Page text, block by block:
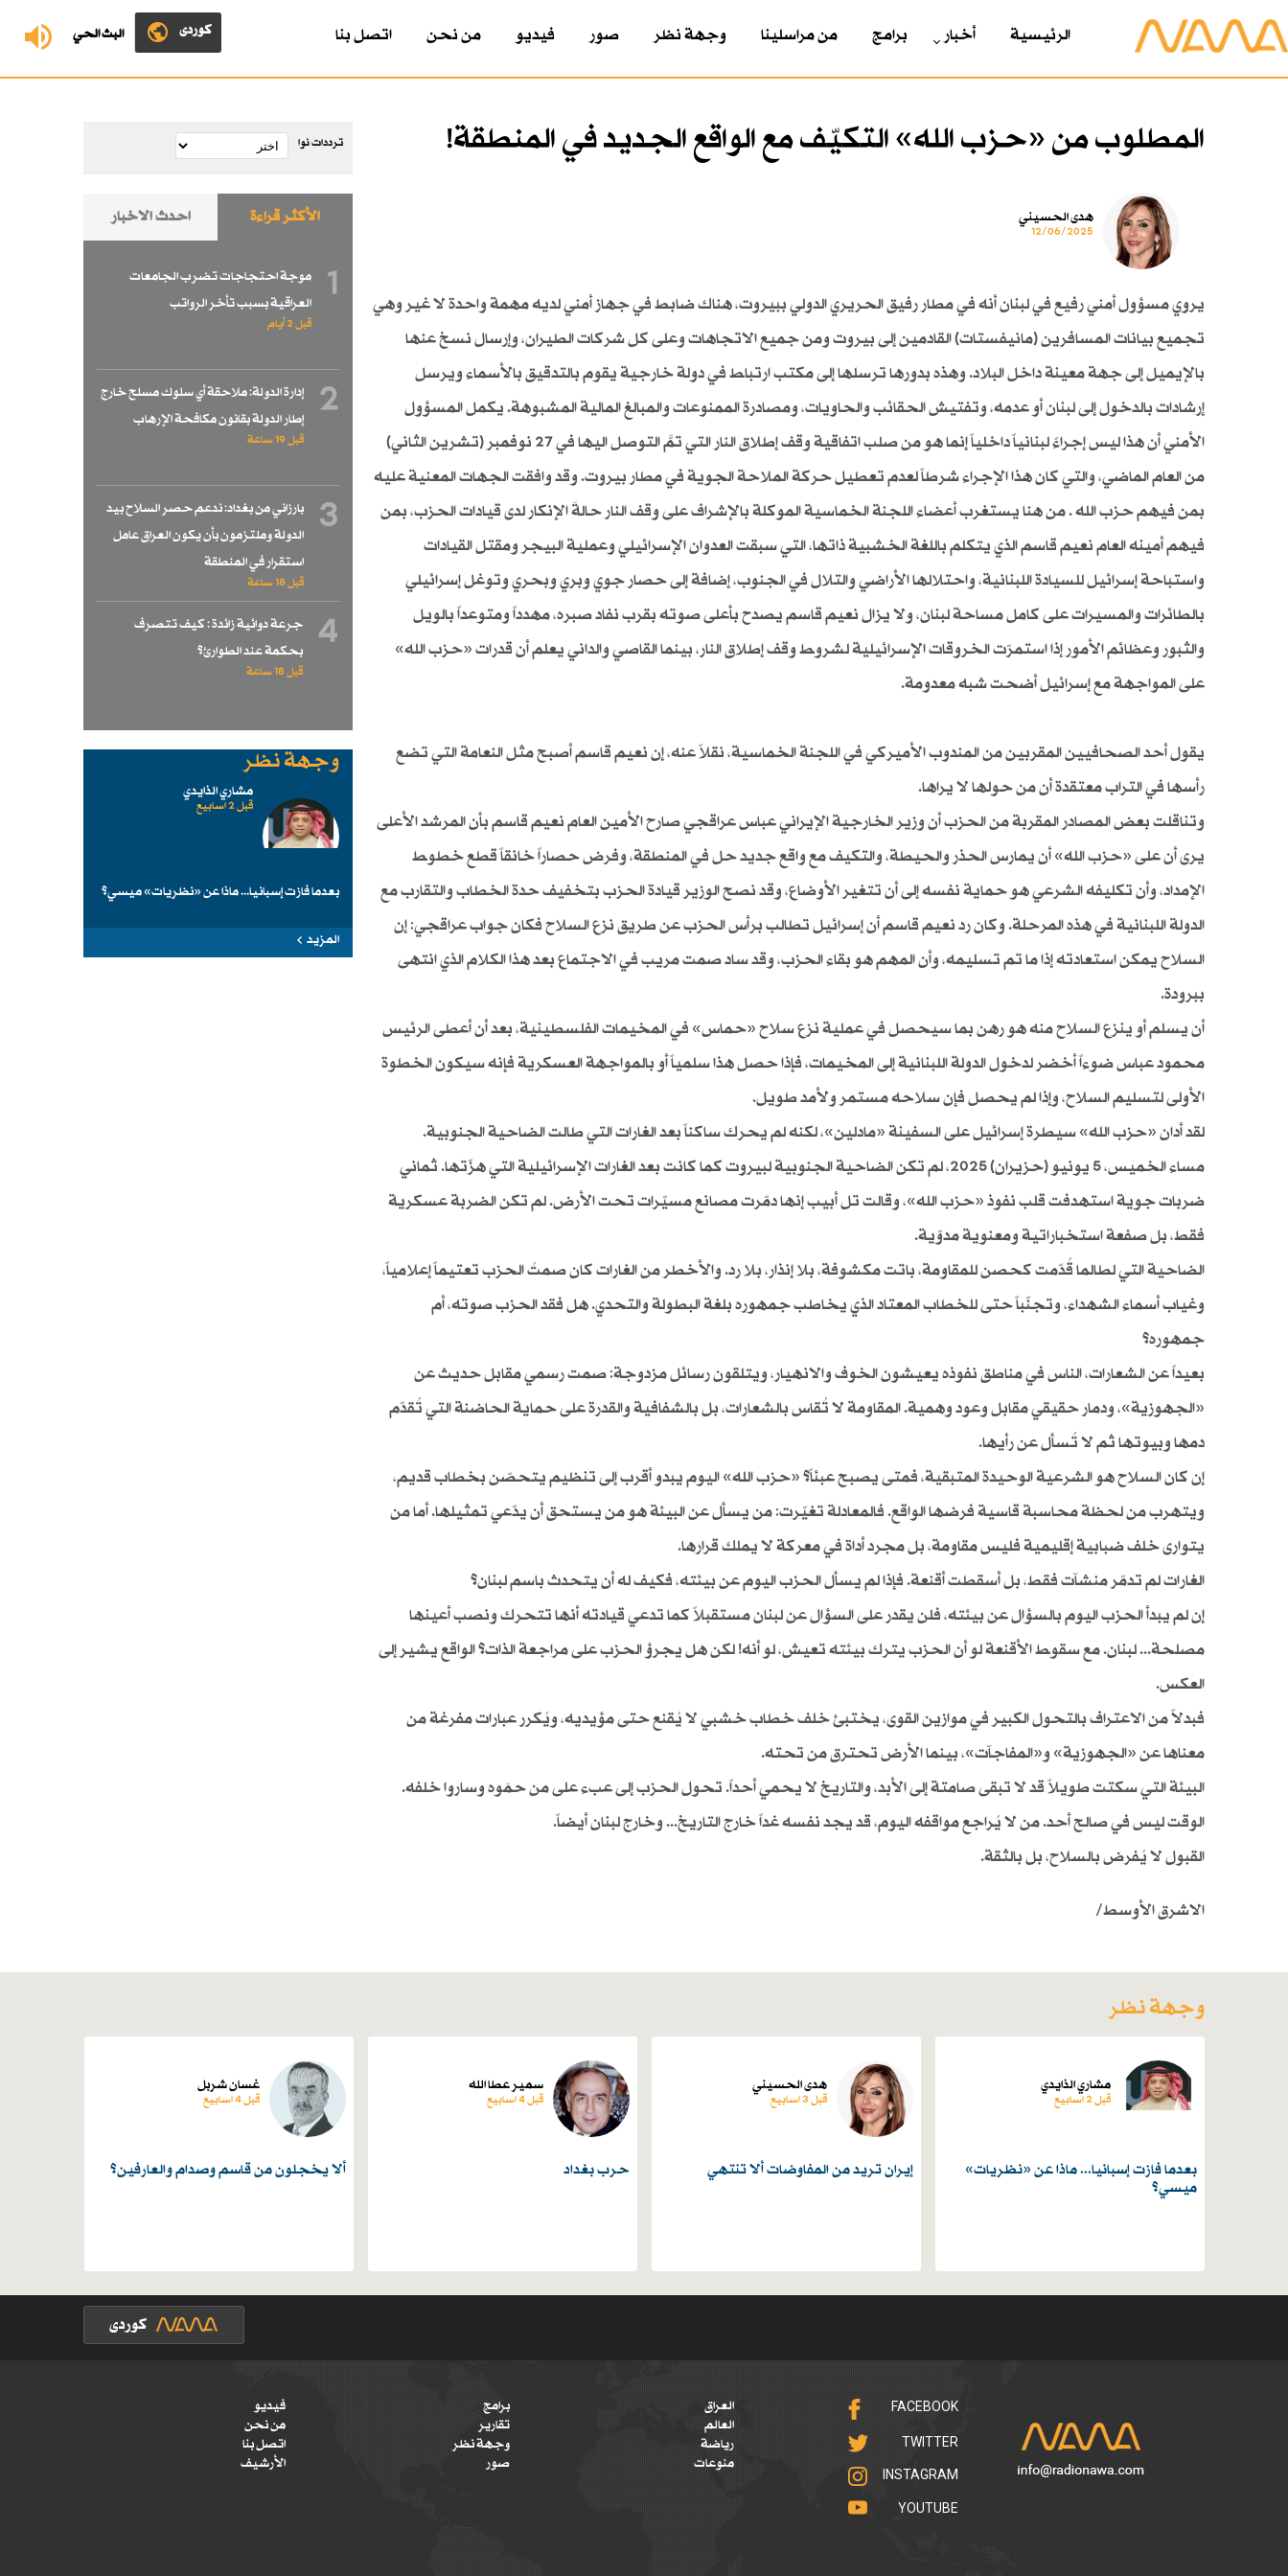
البث الحي کوردی الرئیسیة أخبار برامج من مراسلينا وجهة نظر صور فيديو من نحن اتصل بنا
المطلوب من «حزب الله» التكيّف مع الواقع الجديد في المنطقة!
هدى الحسيني
12/06/2025
يروي مسؤول أمني رفيع في لبنان أنه في مطار رفيق الحريري الدولي ببيروت، هناك ضابط في جهاز أمني لديه مهمة واحدة لا غير وهي
تجميع بيانات المسافرين (مانيفستات) القادمين إلى بيروت ومن جميع الاتجاهات وعلى كل شركات الطيران، وإرسال نسخ عنها
بالإيميل إلى جهة معينة داخل البلاد. وهذه بدورها ترسلها إلى مكتب ارتباط في دولة خارجية يقوم بالتدقيق بالأسماء ويرسل
إرشادات بالدخول إلى لبنان أو عدمه، وتفتيش الحقائب والحاويات، ومصادرة الممنوعات والمبالغ المالية المشبوهة. يكمل المسؤول
الأمني أن هذا ليس إجراءً لبنانياً داخلياً إنما هو من صلب اتفاقية وقف إطلاق النار التي تمَّ التوصل اليها في 27 نوفمبر (تشرين الثاني)
من العام الماضي، والتي كان هذا الإجراء شرطاً لعدم تعطيل حركة الملاحة الجوية في مطار بيروت. وقد وافقت الجهات المعنية عليه
بمن فيهم حزب الله . من هنا يستغرب أعضاء اللجنة الخماسية الموكلة بالإشراف على وقف النار حالةَ الإنكار لدى قيادات الحزب، بمن
فيهم أمينه العام نعيم قاسم الذي يتكلم باللغة الخشبية ذاتها، التي سبقت العدوان الإسرائيلي وعملية البيجر ومقتل القيادات
واستباحة إسرائيل للسيادة اللبنانية، واحتلالها الأراضي والتلال في الجنوب، إضافة إلى حصار جوي وبري وبحري وتوغل إسرائيلي
بالطائرات والمسيرات على كامل مساحة لبنان، ولا يزال نعيم قاسم يصدح بأعلى صوته بقرب نفاد صبره، مهدداً ومتوعداً بالويل
والثبور وعظائم الأمور إذا استمرّت الخروقات الإسرائيلية لشروط وقف إطلاق النار، بينما القاصي والداني يعلم أن قدرات «حزب الله»
على المواجهة مع إسرائيل أضحت شبه معدومة.
يقول أحد الصحافيين المقربين من المندوب الأميركي في اللجنة الخماسية، نقلاً عنه، إن نعيم قاسم أصبح مثل النعامة التي تضع
رأسها في التراب معتقدة أن من حولها لا يراها.
وتناقلت بعض المصادر المقربة من الحزب أن وزير الخارجية الإيراني عباس عراقجي صارح الأمين العام نعيم قاسم بأن المرشد الأعلى
يرى أن على «حزب الله» أن يمارس الحذر والحيطة، والتكيف مع واقع جديد حل في المنطقة، وفرض حصاراً خانقاً قطع خطوط
الإمداد، وأن تكليفه الشرعي هو حماية نفسه إلى أن تتغير الأوضاع، وقد نصح الوزير قيادة الحزب بتخفيف حدة الخطاب والتقارب مع
الدولة اللبنانية في هذه المرحلة. وكان رد نعيم قاسم أن إسرائيل تطالب برأس الحزب عن طريق نزع السلاح فكان جواب عراقجي: إن
السلاح يمكن استعادته إذا ما تم تسليمه، وأن المهم هو بقاء الحزب، وقد ساد صمت مريب في الاجتماع بعد هذا الكلام الذي انتهى
ببرودة.
أن يسلم أو ينزع السلاح منه هو رهن بما سيحصل في عملية نزع سلاح «حماس» في المخيمات الفلسطينية، بعد أن أعطى الرئيس
محمود عباس ضوءاً أخضر لدخول الدولة اللبنانية إلى المخيمات، فإذا حصل هذا سلمياً أو بالمواجهة العسكرية فإنه سيكون الخطوة
الأولى لتسليم السلاح، وإذا لم يحصل فإن سلاحه مستمر ولأمد طويل.
لقد أدان «حزب الله» سيطرة إسرائيل على السفينة «مادلين»، لكنه لم يحرك ساكناً بعد الغارات التي طالت الضاحية الجنوبية.
مساء الخميس، 5 يونيو (حزيران) 2025، لم تكن الضاحية الجنوبية لبيروت كما كانت بعد الغارات الإسرائيلية التي هزّتها. ثماني
ضربات جوية استهدفت قلب نفوذ «حزب الله»، وقالت تل أبيب إنها دمّرت مصانع مسيّرات تحت الأرض. لم تكن الضربة عسكرية
فقط، بل صفعة استخباراتية ومعنوية مدوّية.
الضاحية التي لطالما قُدّمت كحصن للمقاومة، باتت مكشوفة، بلا إنذار، بلا رد. والأخطر من الغارات كان صمتُ الحزب تعتيماً إعلامياً،
وغياب أسماء الشهداء، وتجنّباً حتى للخطاب المعتاد الذي يخاطب جمهوره بلغة البطولة والتحدي. هل فقد الحزب صوته، أم
جمهوره؟
بعيداً عن الشعارات، الناس في مناطق نفوذه يعيشون الخوف والانهيار، ويتلقون رسائل مزدوجة: صمت رسمي مقابل حديث عن
«الجهوزية»، ودمار حقيقي مقابل وعود وهمية. المقاومة لا تُقاس بالشعارات، بل بالشفافية والقدرة على حماية الحاضنة التي تُقدّم
دمها وبيوتها ثم لا تُسأل عن رأيها.
إن كان السلاح هو الشرعية الوحيدة المتبقية، فمتى يصبح عبئاً؟ «حزب الله» اليوم يبدو أقرب إلى تنظيم يتحصّن بخطاب قديم،
ويتهرب من لحظة محاسبة قاسية فرضها الواقع. فالمعادلة تغيّرت: من يسأل عن البيئة هو من يستحق أن يدّعي تمثيلها. أما من
يتوارى خلف ضبابية إقليمية فليس مقاومة، بل مجرد أداة في معركة لا يملك قرارها.
الغارات لم تدمّر منشآت فقط، بل أسقطت أقنعة. فإذا لم يسأل الحزب اليوم عن بيئته، فكيف له أن يتحدث باسم لبنان؟
إن لم يبدأ الحزب اليوم بالسؤال عن بيئته، فلن يقدر على السؤال عن لبنان مستقبلاً كما تدعي قيادته أنها تتحرك ونصب أعينها
مصلحة... لبنان. مع سقوط الأقنعة لو أن الحزب يترك بيئته تعيش، لو أنه! لكن هل يجرؤ الحزب على مراجعة الذات؟ الواقع يشير إلى
العكس.
فبدلاً من الاعتراف بالتحول الكبير في موازين القوى، يختبئ خلف خطاب خشبي لا يُقنع حتى مؤيديه، ويُكرر عبارات مفرغة من
معناها عن «الجهوزية» و«المفاجآت»، بينما الأرض تحترق من تحته.
البيئة التي سكتت طويلاً قد لا تبقى صامتة إلى الأبد، والتاريخ لا يحمي أحداً. تحول الحزب إلى عبء على من حمَوه وساروا خلفه.
الوقت ليس في صالح أحد. من لا يُراجع مواقفه اليوم، قد يجد نفسه غداً خارج التاريخ... وخارج لبنان أيضاً.
القبول لا يُفرض بالسلاح، بل بالثقة.
الاشرق الأوسط/
ترددات نوا
الأكثر قراءة احدث الاخبار
1
موجة احتجاجات تضرب الجامعات
العراقية بسبب تأخر الرواتب
قبل 2 أيام
2
إدارة الدولة: ملاحقة أي سلوك مسلح خارج
إطار الدولة بقانون مكافحة الإرهاب
قبل 19 ساعة
3
بارزاني من بغداد: ندعم حصر السلاح بيد
الدولة وملتزمون بأن يكون العراق عامل
استقرار في المنطقة
قبل 18 ساعة
4
جرعة دوائية زائدة : كيف تتصرف
بحكمة عند الطوارئ؟
قبل 18 ساعة
وجهة نظر
مشاري الذايدي
قبل 2 اسابیع
بعدما فازت إسبانيا... ماذا عن «نظريات» ميسي؟
المزيد
وجهة نظر
مشاري الذايدي
قبل 2 اسابیع
بعدما فازت إسبانيا... ماذا عن «نظريات»
ميسي؟
هدى الحسيني
قبل 3 اسابیع
إيران تريد من المفاوضات ألا تنتهي
سمير عطا الله
قبل 4 اسابیع
حرب بغداد
غسان شربل
قبل 4 اسابیع
ألا يخجلون من قاسم وصدام والعارفين؟
FACEBOOK
TWITTER
INSTAGRAM
YOUTUBE
العراق
العالم
رياضة
منوعات
برامج
تقارير
وجهة نظر
صور
فيديو
من نحن
اتصل بنا
الأرشيف